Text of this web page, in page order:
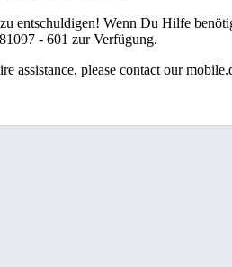
entschuldigen! Wenn Du Hilfe
- 601 zur Verfügung.
assistance, please contact our